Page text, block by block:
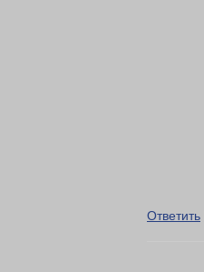
Ответить